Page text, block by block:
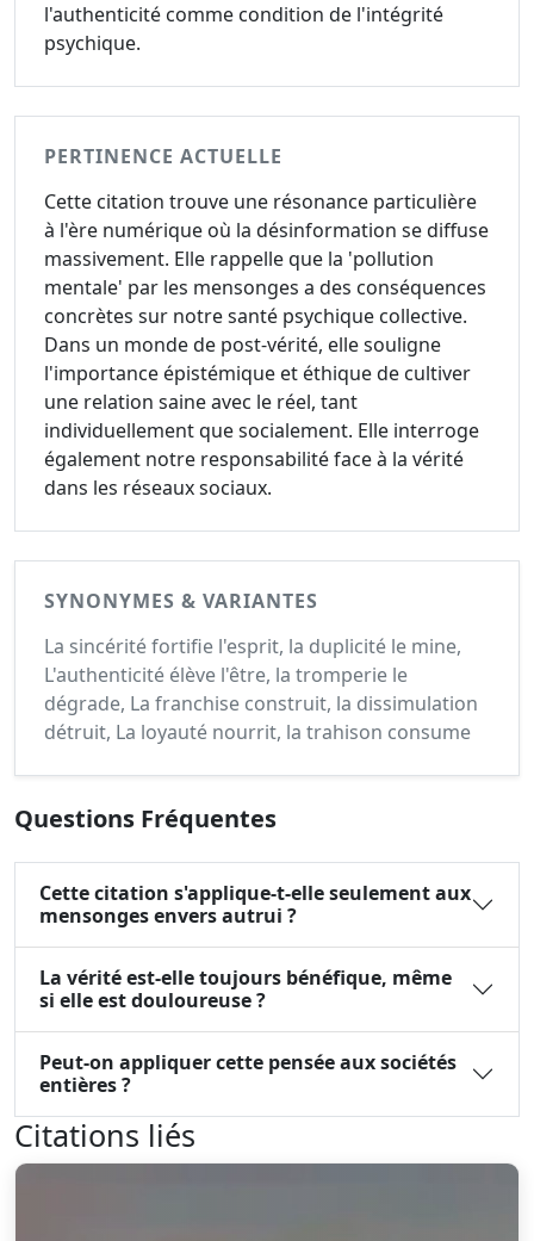
l'authenticité comme condition de l'intégrité
psychique.
PERTINENCE ACTUELLE
Cette citation trouve une résonance particulière
à l'ère numérique où la désinformation se diffuse
massivement. Elle rappelle que la 'pollution
mentale' par les mensonges a des conséquences
concrètes sur notre santé psychique collective.
Dans un monde de post-vérité, elle souligne
l'importance épistémique et éthique de cultiver
une relation saine avec le réel, tant
individuellement que socialement. Elle interroge
également notre responsabilité face à la vérité
dans les réseaux sociaux.
SYNONYMES & VARIANTES
La sincérité fortifie l'esprit, la duplicité le mine,
L'authenticité élève l'être, la tromperie le
dégrade, La franchise construit, la dissimulation
détruit, La loyauté nourrit, la trahison consume
Questions Fréquentes
Cette citation s'applique-t-elle seulement aux
mensonges envers autrui ?
La vérité est-elle toujours bénéfique, même
si elle est douloureuse ?
Peut-on appliquer cette pensée aux sociétés
entières ?
Citations liés